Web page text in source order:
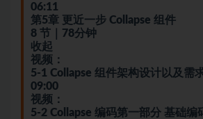
06:11
第5章 更近一步 Collapse 组件
8 节｜78分钟
收起
视频：
5-1 Collapse 组件架构设计以及需
09:00
视频：
5-2 Collapse 编码第一部分 基础编